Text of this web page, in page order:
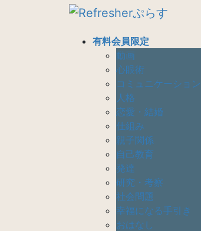
有料会員限定
動画
心眼術
コミュニケーション
人格
恋愛・結婚
仕組み
親子関係
自己教育
発達
研究・考察
社会問題
幸福になる手引き
おはなし